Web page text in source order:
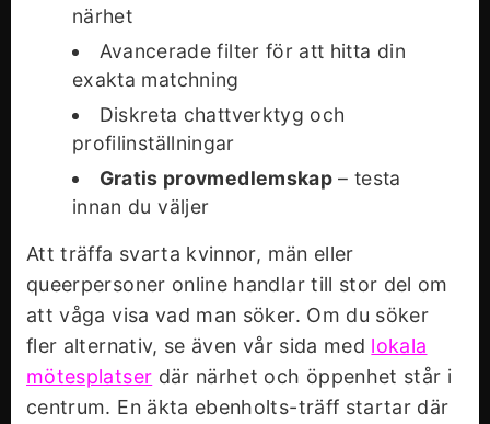
närhet
Avancerade filter för att hitta din
exakta matchning
Diskreta chattverktyg och
profilinställningar
Gratis provmedlemskap – testa
innan du väljer
Att träffa svarta kvinnor, män eller
queerpersoner online handlar till stor del om
att våga visa vad man söker. Om du söker
fler alternativ, se även vår sida med lokala
mötesplatser där närhet och öppenhet står i
centrum. En äkta ebenholts-träff startar där